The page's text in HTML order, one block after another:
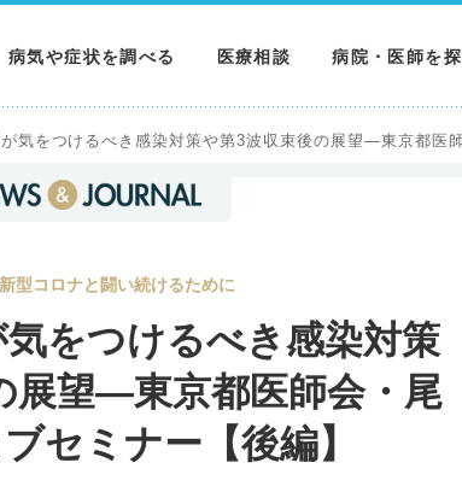
病気や症状を調べる
症状を調べる
医療相談 病院・医師を
気をつけるべき感染対策や第3波収束後の展望―東京都医
新型コロナと闘い続けるために
をつけるべき感染対策
展望―東京都医師会・尾
セミナー【後編】